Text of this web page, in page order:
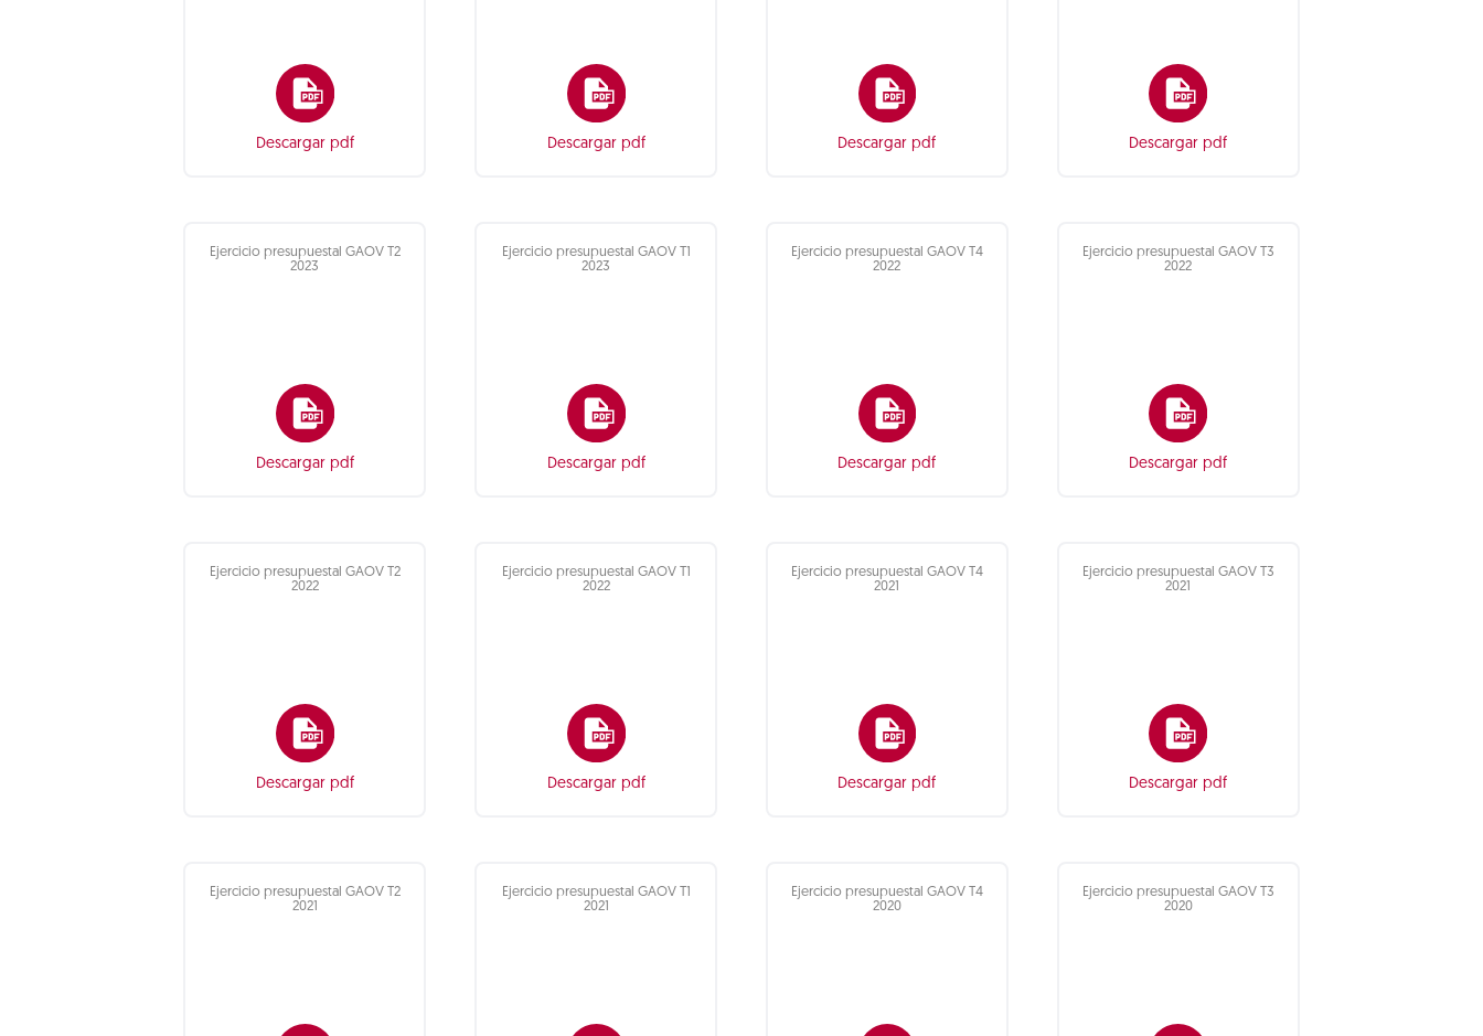
Descargar pdf Descargar pdf Descargar pdf Descargar pdf
Ejercicio presupuestal GAOV T2
2023
Descargar pdf
Ejercicio presupuestal GAOV T1
2023
Descargar pdf
Ejercicio presupuestal GAOV T4
2022
Descargar pdf
Ejercicio presupuestal GAOV T3
2022
Descargar pdf
Ejercicio presupuestal GAOV T2
2022
Descargar pdf
Ejercicio presupuestal GAOV T1
2022
Descargar pdf
Ejercicio presupuestal GAOV T4
2021
Descargar pdf
Ejercicio presupuestal GAOV T3
2021
Descargar pdf
Ejercicio presupuestal GAOV T2
2021
Ejercicio presupuestal GAOV T1
2021
Ejercicio presupuestal GAOV T4
2020
Ejercicio presupuestal GAOV T3
2020